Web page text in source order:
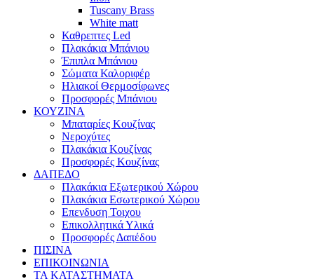
Tuscany Brass
White matt
Καθρεπτες Led
Πλακάκια Μπάνιου
Έπιπλα Μπάνιου
Σώματα Καλοριφέρ
Ηλιακοί Θερμοσίφωνες
Προσφορές Μπάνιου
ΚΟΥΖΙΝΑ
Μπαταρίες Κουζίνας
Νεροχύτες
Πλακάκια Κουζίνας
Προσφορές Κουζίνας
ΔΑΠΕΔΟ
Πλακάκια Εξωτερικού Χώρου
Πλακάκια Εσωτερικού Χώρου
Επενδυση Τοιχου
Επικολλητικά Υλικά
Προσφορές Δαπέδου
ΠΙΣΙΝΑ
ΕΠΙΚΟΙΝΩΝΙΑ
ΤΑ ΚΑΤΑΣΤΗΜΑΤΑ